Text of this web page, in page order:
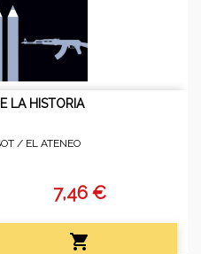
LA HISTORIA
/ EL ATENEO
7,46 €
